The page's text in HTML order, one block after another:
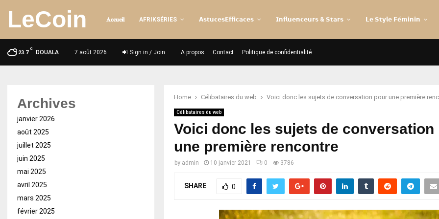
LeCoin 𝐀𝐜𝐜𝐮𝐞𝐢𝐥 AFRIKSÉRIES 𝗔𝘀𝘁𝘂𝗰𝗲𝘀𝗘𝗳𝗳𝗶𝗰𝗮𝗰𝗲𝘀 𝗜𝗻𝗳𝗹𝘂𝗲𝗻𝗰𝗲𝘂𝗿𝘀 & 𝗦𝘁𝗮𝗿𝘀 𝗟𝗲 𝗦𝘁𝘆𝗹𝗲 𝗙𝗲́𝗺𝗶𝗻𝗶𝗻
23.7
C
DOUALA 7 août 2026 Sign in / Join A propos Contact Politique de confidentialité
Home Célibataires du web Voici donc les sujets de conversation pour une première
Célibataires du web
Voici donc les sujets de conversation
une première rencontre
by admin 10 janvier 2021 0 3786
SHARE 0
Archives
janvier 2026
août 2025
juillet 2025
juin 2025
mai 2025
avril 2025
mars 2025
février 2025